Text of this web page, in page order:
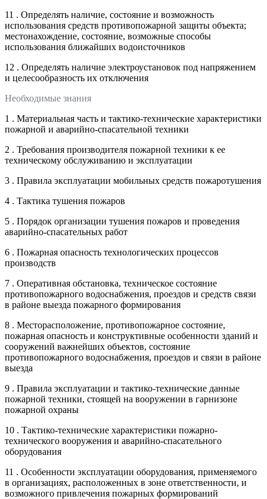
11 . Определять наличие, состояние и возможность
использования средств противопожарной защиты объекта;
местонахождение, состояние, возможные способы
использования ближайших водоисточников
12 . Определять наличие электроустановок под напряжением
и целесообразность их отключения
Необходимые знания
1 . Материальная часть и тактико-технические характеристики
пожарной и аварийно-спасательной техники
2 . Требования производителя пожарной техники к ее
техническому обслуживанию и эксплуатации
3 . Правила эксплуатации мобильных средств пожаротушения
4 . Тактика тушения пожаров
5 . Порядок организации тушения пожаров и проведения
аварийно-спасательных работ
6 . Пожарная опасность технологических процессов
производств
7 . Оперативная обстановка, техническое состояние
противопожарного водоснабжения, проездов и средств связи
в районе выезда пожарного формирования
8 . Месторасположение, противопожарное состояние,
пожарная опасность и конструктивные особенности зданий и
сооружений важнейших объектов, состояние
противопожарного водоснабжения, проездов и связи в районе
выезда
9 . Правила эксплуатации и тактико-технические данные
пожарной техники, стоящей на вооружении в гарнизоне
пожарной охраны
10 . Тактико-технические характеристики пожарно-
технического вооружения и аварийно-спасательного
оборудования
11 . Особенности эксплуатации оборудования, применяемого
в организациях, расположенных в зоне ответственности, и
возможного привлечения пожарных формирований